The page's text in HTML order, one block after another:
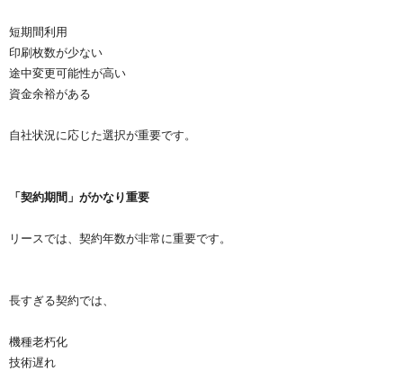
短期間利用
印刷枚数が少ない
途中変更可能性が高い
資金余裕がある
自社状況に応じた選択が重要です。
「契約期間」がかなり重要
リースでは、契約年数が非常に重要です。
長すぎる契約では、
機種老朽化
技術遅れ